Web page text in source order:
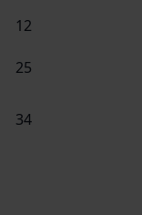
12
25
34